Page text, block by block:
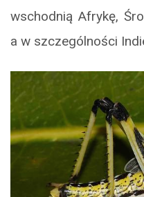
wschodnią Afrykę,
a w szczególności